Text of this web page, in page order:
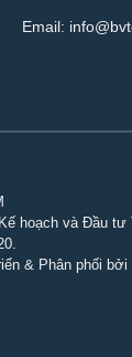
Email:
hoạch và Đầu tư
& Phân phối bởi